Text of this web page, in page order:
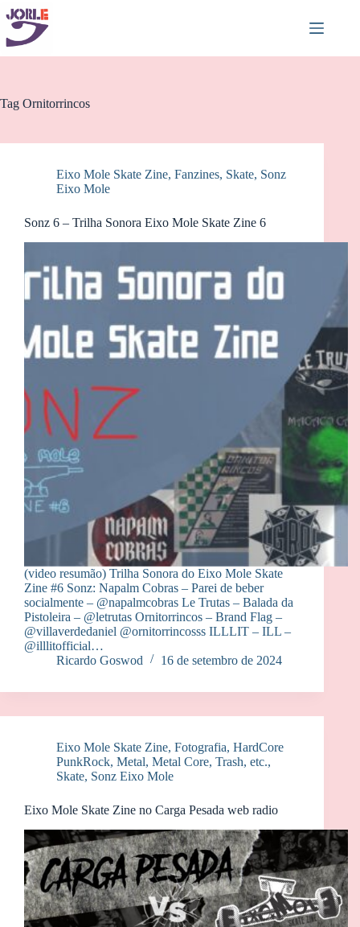
Pular
para
conteúdo
Tag Ornitorrincos
Eixo Mole Skate Zine, Fanzines, Skate, Sonz
Eixo Mole
Sonz 6 – Trilha Sonora Eixo Mole Skate Zine 6
(video resumão) Trilha Sonora do Eixo Mole Skate
Zine #6 Sonz: Napalm Cobras – Parei de beber
socialmente – @‌napalmcobras Le Trutas – Balada da
Pistoleira – @‌letrutas Ornitorrincos – Brand Flag –
@‌villaverdedaniel @ornitorrincosss ILLLIT – ILL –
@‌illlitofficial…
Ricardo Goswod
16 de setembro de 2024
Eixo Mole Skate Zine, Fotografia, HardCore
PunkRock, Metal, Metal Core, Trash, etc.,
Skate, Sonz Eixo Mole
Eixo Mole Skate Zine no Carga Pesada web radio